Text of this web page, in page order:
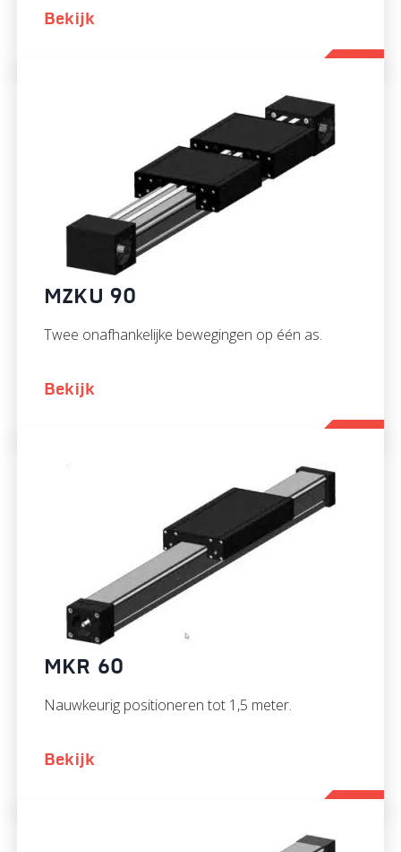
Bekijk
MZKU 90
Twee onafhankelijke bewegingen op één as.
Bekijk
MKR 60
Nauwkeurig positioneren tot 1,5 meter.
Bekijk